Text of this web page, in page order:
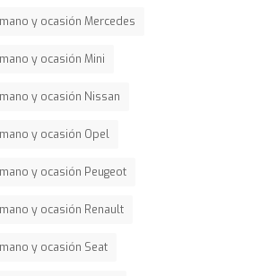
y ocasión Mercedes
y ocasión Mini
y ocasión Nissan
y ocasión Opel
y ocasión Peugeot
y ocasión Renault
y ocasión Seat